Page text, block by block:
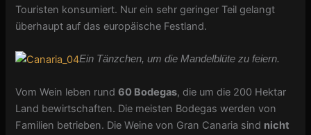
Touristen konsumiert. Nur ein sehr geringer Teil gelangt
überhaupt auf das europäische Festland.
Ein Tänzchen, um die Mandelblüte zu feiern.
Vom Wein leben rund60 Bodegas, die um die 200 Hektar
Land bewirtschaften. Die meisten Bodegas werden von
Familien betrieben. Die Weine von Gran Canaria sind nicht